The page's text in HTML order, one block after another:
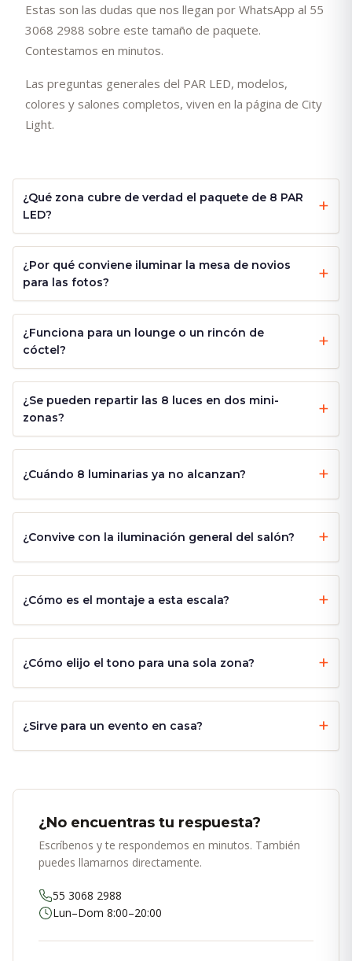
Estas son las dudas que nos llegan por WhatsApp al 55
3068 2988 sobre este tamaño de paquete.
Contestamos en minutos.
Las preguntas generales del PAR LED, modelos,
colores y salones completos, viven en la página de City
Light.
¿Qué zona cubre de verdad el paquete de 8 PAR
LED?
¿Por qué conviene iluminar la mesa de novios
para las fotos?
¿Funciona para un lounge o un rincón de
cóctel?
¿Se pueden repartir las 8 luces en dos mini-
zonas?
¿Cuándo 8 luminarias ya no alcanzan?
¿Convive con la iluminación general del salón?
¿Cómo es el montaje a esta escala?
¿Cómo elijo el tono para una sola zona?
¿Sirve para un evento en casa?
¿No encuentras tu respuesta?
Escríbenos y te respondemos en minutos. También
puedes llamarnos directamente.
55 3068 2988
Lun–Dom 8:00–20:00